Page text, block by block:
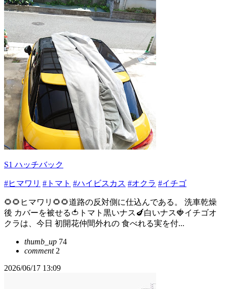
S1 ハッチバック
#ヒマワリ #トマト #ハイビスカス #オクラ #イチゴ
🌻🌻ヒマワリ🌻🌻道路の反対側に仕込んである。 洗車乾燥
後 カバーを被せる🍅トマト黒いナス🍆白いナス🍓イチゴオ
クラは、今日 初開花仲間外れの 食べれる実を付...
thumb_up 74
comment2
2026/06/17 13:09